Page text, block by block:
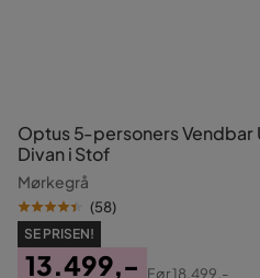
Optus 5-personers
Divan i Stof
Mørkegrå
(58)
SE PRISEN!
13.499,- Før18.499,-